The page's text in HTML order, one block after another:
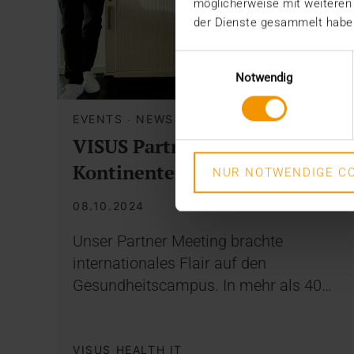
möglicherweise mit
der Dienste gesammelt
Notwendig
NUR NOTWENDIGE
EVENTS · NEWS
VISUS Partner aus vier
Kontinenten zu Gast
08.10.2024
Unser Partner Meeting brachte
internationales Flair auf den
Gesundheitscampus. In mehr als 40…
VISUS HEALTH IT